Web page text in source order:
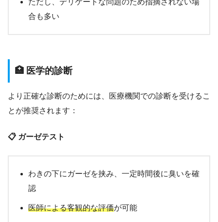
合も多い
🏥 医学的診断
より正確な診断のためには、医療機関での診断を受けるこ
とが推奨されます：
📋 ガーゼテスト
わきの下にガーゼを挟み、一定時間後に臭いを確
認
医師による客観的な評価が可能